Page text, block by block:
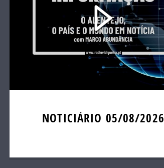
NOTICIÁRIO 05/08/2026